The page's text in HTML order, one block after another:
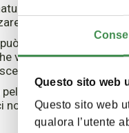
Questo sito web
Questo sito web
qualora l’utente
a lavarsi
prodotti aggressivi
infatti eliminare
viene definito
per stressarla.
che può apparire
normalmente ben